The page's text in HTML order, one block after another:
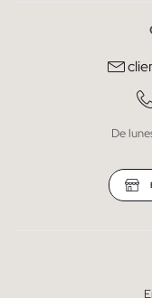
He leído y entiendo
* Puedes
De